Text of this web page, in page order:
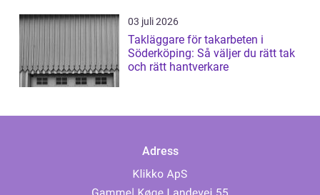
03 juli 2026
Takläggare för takarbeten i
Söderköping: Så väljer du rätt tak
och rätt hantverkare
Adress